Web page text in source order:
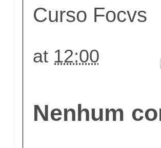
Curso Focvs
at 12:00
Nenhum